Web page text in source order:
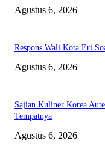
Agustus 6, 2026
Respons Wali Kota Eri
Agustus 6, 2026
Sajian Kuliner Korea
Tempatnya
Agustus 6, 2026